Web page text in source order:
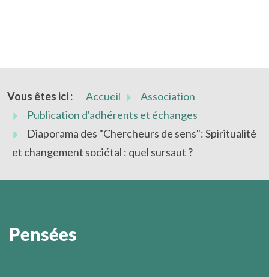
Vous êtes ici : Accueil
Association
Publication d'adhérents et échanges
Diaporama des "Chercheurs de sens": Spiritualité
et changement sociétal : quel sursaut ?
Pensées